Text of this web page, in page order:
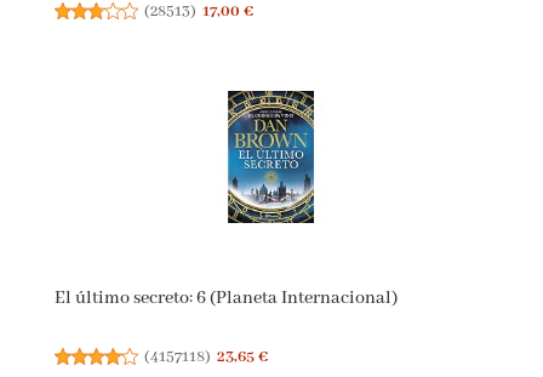
(28513) 17,00 €
El último secreto: 6 (Planeta Internacional)
(4157118) 23,65 €